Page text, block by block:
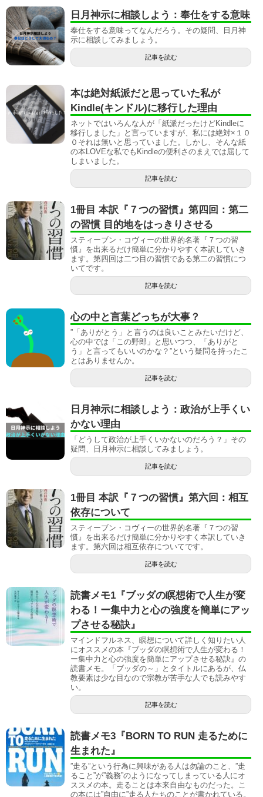
日月神示に相談しよう：奉仕をする意味
奉仕をする意味ってなんだろう。その疑問、日月神
示に相談してみましょう。
記事を読む
本は絶対紙派だと思っていた私が
Kindle(キンドル)に移行した理由
ネットではいろんな人が「紙派だったけどKindleに
移行しました」と言っていますが、私には絶対×１０
０それは無いと思っていました。しかし、そんな紙
の本LOVEな私でもKindleの便利さのまえでは屈して
しまいました。
記事を読む
1冊目 本訳『７つの習慣』第四回：第二
の習慣 目的地をはっきりさせる
スティーブン・コヴィーの世界的名著『７つの習
慣』を出来るだけ簡単に分かりやすく本訳していき
ます。第四回は二つ目の習慣である第二の習慣につ
いてです。
記事を読む
心の中と言葉どっちが大事？
”「ありがとう」と言うのは良いことみたいだけど、
心の中では「この野郎」と思いつつ、「ありがと
う」と言ってもいいのかな？”という疑問を持ったこ
とはありませんか。
記事を読む
日月神示に相談しよう：政治が上手くい
かない理由
「どうして政治が上手くいかないのだろう？」その
疑問、日月神示に相談してみましょう。
記事を読む
1冊目 本訳『７つの習慣』第六回：相互
依存について
スティーブン・コヴィーの世界的名著『７つの習
慣』を出来るだけ簡単に分かりやすく本訳していき
ます。第六回は相互依存についてです。
記事を読む
読書メモ1『ブッダの瞑想術で人生が変
わる！ー集中力と心の強度を簡単にアッ
プさせる秘訣』
マインドフルネス、瞑想について詳しく知りたい人
にオススメの本『ブッダの瞑想術で人生が変わる！
ー集中力と心の強度を簡単にアップさせる秘訣』の
読書メモ。「ブッダの～」とタイトルにあるが、仏
教要素は少な目なので宗教が苦手な人でも読みやす
い。
記事を読む
読書メモ3『BORN TO RUN 走るために
生まれた』
”走る”という行為に興味がある人は勿論のこと、”走
ること”が”義務”のようになってしまっている人にオ
ススメの本。走ることは本来自由なものだった。こ
の本には”自由に”走る人たちのことが書かれている。